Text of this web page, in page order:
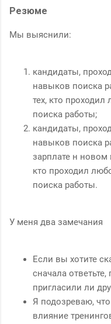
Резюме
Мы выяснили:
кандидаты,
навыков поиска
тех, кто
поиска работы;
кандидаты,
навыков поиска
зарплате н новом
кто проходил
поиска работы.
У меня два замечания
Если вы хотите
сначала
пригласили ли
Я подозреваю,
влияние